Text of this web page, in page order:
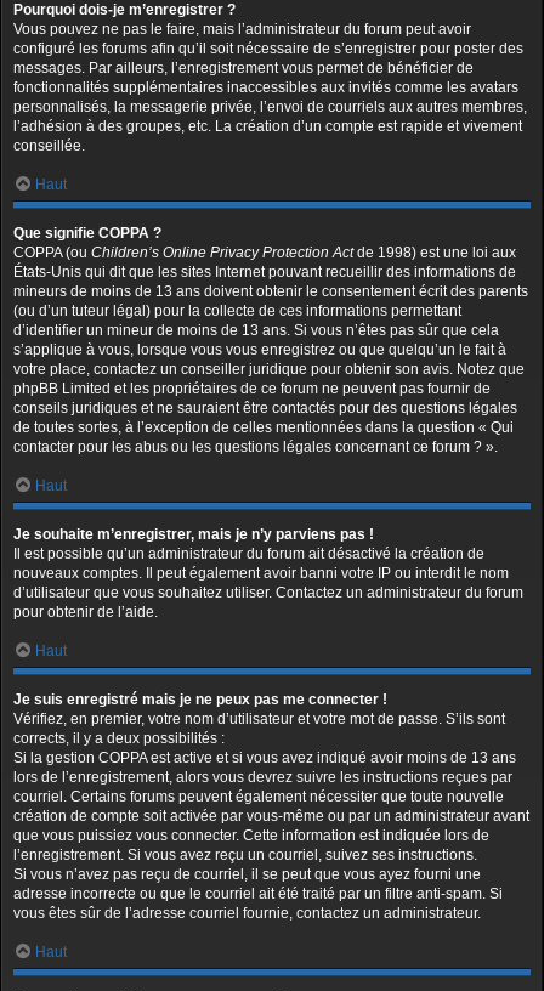
Pourquoi dois-je m’enregistrer ?
Vous pouvez ne pas le faire, mais l’administrateur du forum peut avoir
configuré les forums afin qu’il soit nécessaire de s’enregistrer pour poster des
messages. Par ailleurs, l’enregistrement vous permet de bénéficier de
fonctionnalités supplémentaires inaccessibles aux invités comme les avatars
personnalisés, la messagerie privée, l’envoi de courriels aux autres membres,
l’adhésion à des groupes, etc. La création d’un compte est rapide et vivement
conseillée.
Haut
Que signifie COPPA ?
COPPA (ou Children’s Online Privacy Protection Actde 1998) est une loi aux
États-Unis qui dit que les sites Internet pouvant recueillir des informations de
mineurs de moins de 13 ans doivent obtenir le consentement écrit des parents
(ou d’un tuteur légal) pour la collecte de ces informations permettant
d’identifier un mineur de moins de 13 ans. Si vous n’êtes pas sûr que cela
s’applique à vous, lorsque vous vous enregistrez ou que quelqu’un le fait à
votre place, contactez un conseiller juridique pour obtenir son avis. Notez que
phpBB Limited et les propriétaires de ce forum ne peuvent pas fournir de
conseils juridiques et ne sauraient être contactés pour des questions légales
de toutes sortes, à l’exception de celles mentionnées dans la question « Qui
contacter pour les abus ou les questions légales concernant ce forum ? ».
Haut
Je souhaite m’enregistrer, mais je n’y parviens pas !
Il est possible qu’un administrateur du forum ait désactivé la création de
nouveaux comptes. Il peut également avoir banni votre IP ou interdit le nom
d’utilisateur que vous souhaitez utiliser. Contactez un administrateur du forum
pour obtenir de l’aide.
Haut
Je suis enregistré mais je ne peux pas me connecter !
Vérifiez, en premier, votre nom d’utilisateur et votre mot de passe. S’ils sont
corrects, il y a deux possibilités :
Si la gestion COPPA est active et si vous avez indiqué avoir moins de 13 ans
lors de l’enregistrement, alors vous devrez suivre les instructions reçues par
courriel. Certains forums peuvent également nécessiter que toute nouvelle
création de compte soit activée par vous-même ou par un administrateur avant
que vous puissiez vous connecter. Cette information est indiquée lors de
l’enregistrement. Si vous avez reçu un courriel, suivez ses instructions.
Si vous n’avez pas reçu de courriel, il se peut que vous ayez fourni une
adresse incorrecte ou que le courriel ait été traité par un filtre anti-spam. Si
vous êtes sûr de l’adresse courriel fournie, contactez un administrateur.
Haut